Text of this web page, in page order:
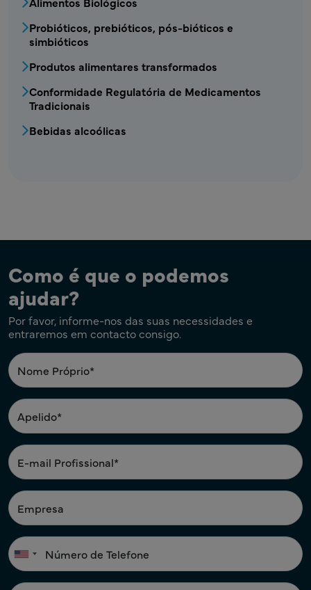
Probióticos, prebióticos, pós-bióticos e
simbióticos
Produtos alimentares transformados
Conformidade Regulatória de Medicamentos
Tradicionais
Bebidas alcoólicas
Como é que o podemos
ajudar?
Por favor, informe-nos das suas necessidades e
entraremos em contacto consigo.